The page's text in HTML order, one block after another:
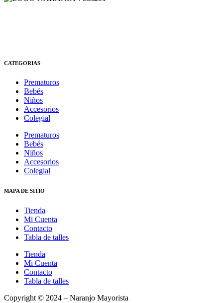
CATEGORIAS
Prematuros
Bebés
Niños
Accesorios
Colegial
Prematuros
Bebés
Niños
Accesorios
Colegial
MAPA DE SITIO
Tienda
Mi Cuenta
Contacto
Tabla de talles
Tienda
Mi Cuenta
Contacto
Tabla de talles
Copyright © 2024 – Naranjo Mayorista